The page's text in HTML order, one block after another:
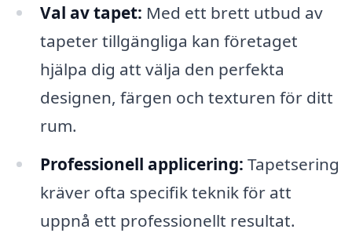
Val av tapet: Med ett brett utbud av
tapeter tillgängliga kan företaget
hjälpa dig att välja den perfekta
designen, färgen och texturen för ditt
rum.
Professionell applicering: Tapetsering
kräver ofta specifik teknik för att
uppnå ett professionellt resultat.